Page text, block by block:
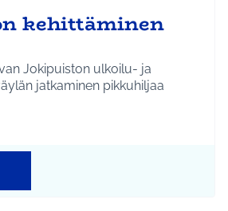
kehittäminen
Jokipuiston ulkoilu- ja
jatkaminen pikkuhiljaa